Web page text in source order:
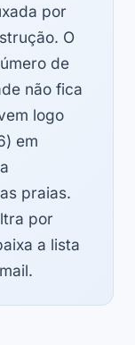
por
O
de
não fica
logo
em
praias.
por
a lista